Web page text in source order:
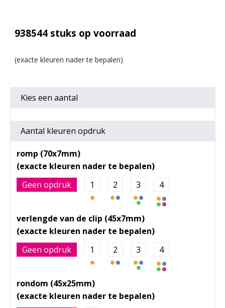
938544 stuks op voorraad
Kies een aantal
Aantal kleuren opdruk
romp (70x7mm)
Geen opdruk 1 2 3 4
verlengde van de clip (45x7mm)
Geen opdruk 1 2 3 4
rondom (45x25mm)